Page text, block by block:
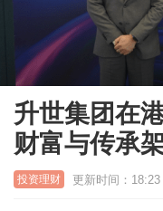
升世集团在
财富与传承
投资理财 更新时间：